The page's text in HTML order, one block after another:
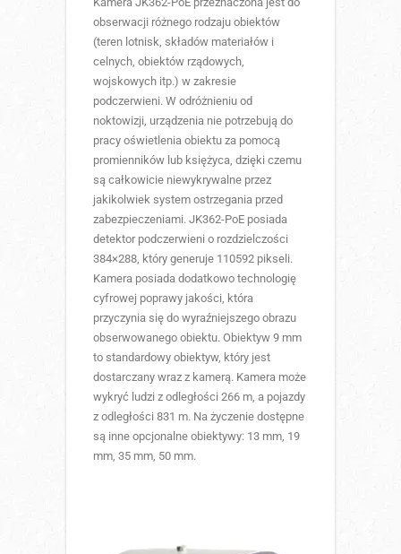
obserwacji różnego rodzaju obiektów
(teren lotnisk, składów materiałów i
celnych, obiektów rządowych,
wojskowych itp.) w zakresie
podczerwieni. W odróżnieniu od
noktowizji, urządzenia nie potrzebują do
pracy oświetlenia obiektu za pomocą
promienników lub księżyca, dzięki czemu
są całkowicie niewykrywalne przez
jakikolwiek system ostrzegania przed
zabezpieczeniami. JK362-PoE posiada
detektor podczerwieni o rozdzielczości
384×288, który generuje 110592 pikseli.
Kamera posiada dodatkowo technologię
cyfrowej poprawy jakości, która
przyczynia się do wyraźniejszego obrazu
obserwowanego obiektu. Obiektyw 9 mm
to standardowy obiektyw, który jest
dostarczany wraz z kamerą. Kamera może
wykryć ludzi z odległości 266 m, a pojazdy
z odległości 831 m. Na życzenie dostępne
są inne opcjonalne obiektywy: 13 mm, 19
mm, 35 mm, 50 mm.